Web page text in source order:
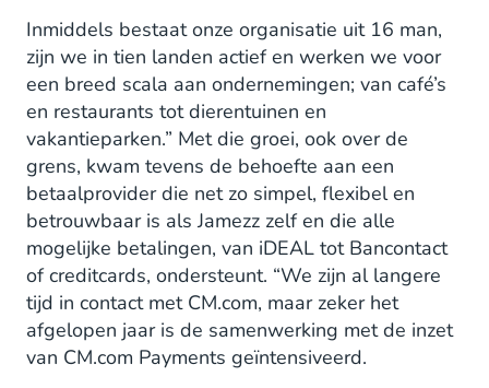
Inmiddels bestaat onze organisatie uit 16 man,
zijn we in tien landen actief en werken we voor
een breed scala aan ondernemingen; van café’s
en restaurants tot dierentuinen en
vakantieparken.” Met die groei, ook over de
grens, kwam tevens de behoefte aan een
betaalprovider die net zo simpel, flexibel en
betrouwbaar is als Jamezz zelf en die alle
mogelijke betalingen, van iDEAL tot Bancontact
of creditcards, ondersteunt. “We zijn al langere
tijd in contact met CM.com, maar zeker het
afgelopen jaar is de samenwerking met de inzet
van CM.com Payments geïntensiveerd.